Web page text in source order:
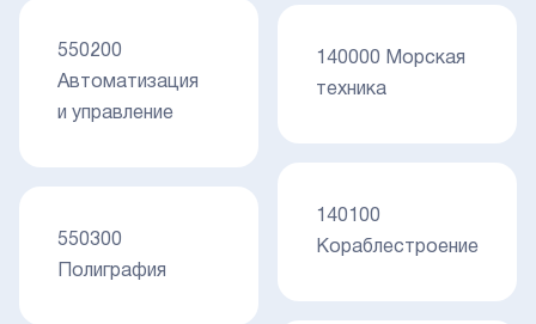
550200
Автоматизация
и управление
550300
Полиграфия
140000 Морская
техника
140100
Кораблестроение